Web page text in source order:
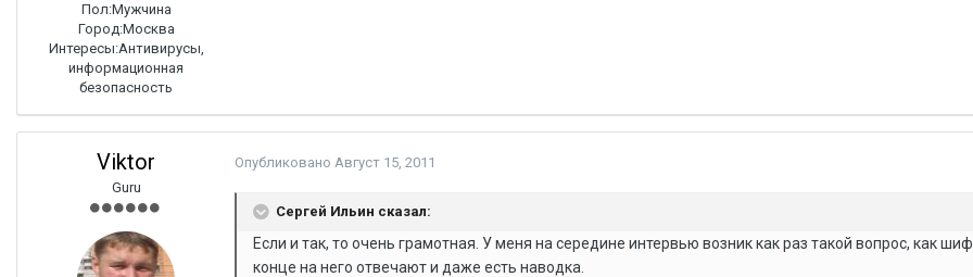
Пол:Мужчина
Город:Москва
Интересы:Антивирусы,
информационная
безопасность
Viktor
Guru
Опубликовано Август 15, 2011
Сергей Ильин сказал:
Если и так, то очень грамотная. У меня на середине интервью возник как раз такой вопрос, как
конце на него отвечают и даже есть наводка.